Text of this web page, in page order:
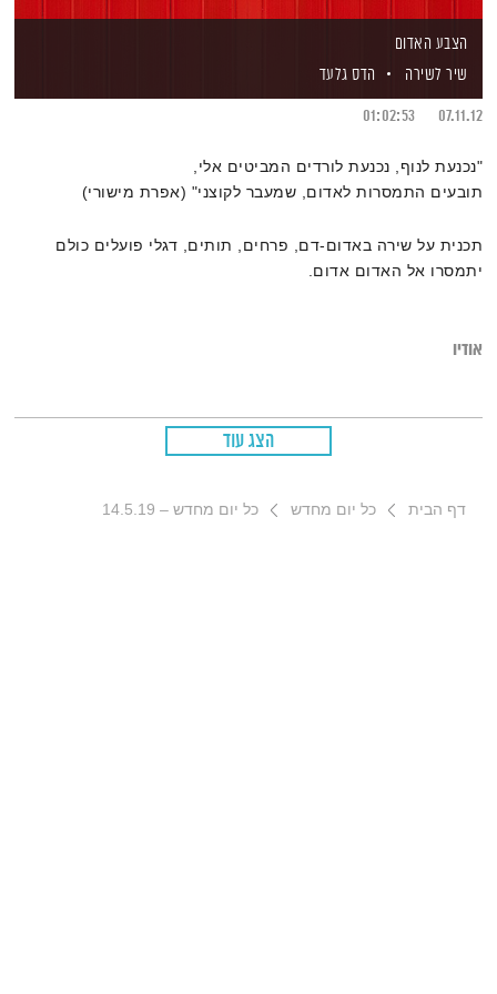
הצבע האדום
שיר לשירה
הדס גלעד
07.11.12
01:02:53
"נכנעת לנוף, נכנעת לורדים המביטים אלי,
תובעים התמסרות לאדום, שמעבר לקוצני" (אפרת מישורי)
תכנית על שירה באדום-דם, פרחים, תותים, דגלי פועלים כולם
יתמסרו אל האדום אדום.
אודיו
הצג עוד
דף הבית כל יום מחדש כל יום מחדש – 14.5.19